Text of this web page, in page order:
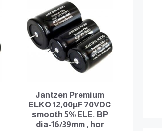
Jantzen Premium
ELKO 12,00µF 70VDC
smooth 5% ELE. BP
dia-16/39mm , hor